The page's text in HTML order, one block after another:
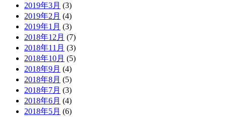
2019年3月 (3)
2019年2月 (4)
2019年1月 (3)
2018年12月 (7)
2018年11月 (3)
2018年10月 (5)
2018年9月 (4)
2018年8月 (5)
2018年7月 (3)
2018年6月 (4)
2018年5月 (6)